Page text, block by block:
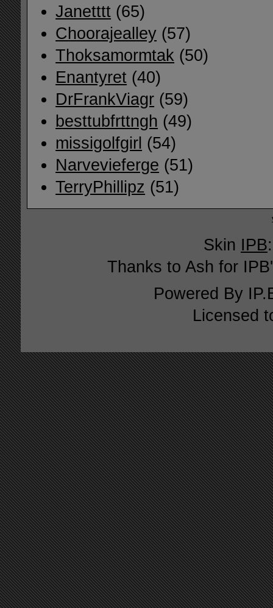
Janetttt (65)
Choorajealley (57)
Thoksamormtak (50)
Enantyret (40)
DrFrankViagr (59)
besttubfrttngh (49)
missigolfgirl (54)
Narvevieferge (51)
TerryPhillipz (51)
Skin IPB
Thanks to Ash for
Powered By
Licensed